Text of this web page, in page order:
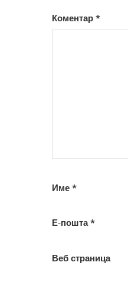
Коментар*
Име*
Е-пошта*
Веб страница